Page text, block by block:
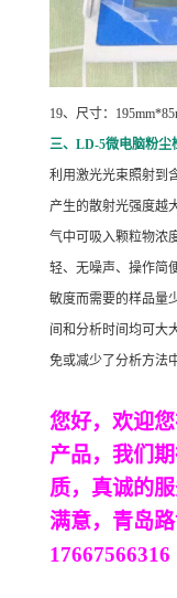
19、尺寸：
三、LD-5微电脑粉尘
利用激光光束照射到
产生的散射光强度越
气中可吸入颗粒物浓
轻、无噪声、操作简
敏度而需要的样品量
间和分析时间均可大
免或减少了分析方法
您好，欢迎
产品，我们
质，真诚的
满意，青岛
17667566316